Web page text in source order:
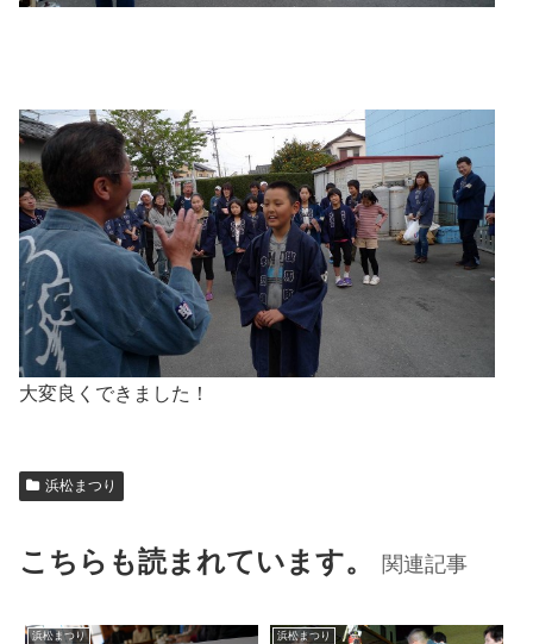
大変良くできました！
浜松まつり
こちらも読まれています。 関連記事
浜松まつり 浜松まつり